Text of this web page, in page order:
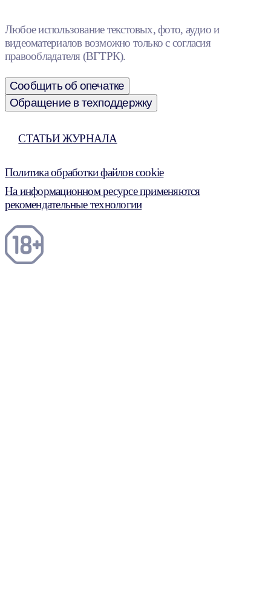
Любое использование текстовых, фото, аудио и
видеоматериалов возможно только с согласия
правообладателя (ВГТРК).
Сообщить об опечатке
Обращение в техподдержку
СТАТЬИ ЖУРНАЛА
Политика обработки файлов cookie
На информационном ресурсе применяются
рекомендательные технологии